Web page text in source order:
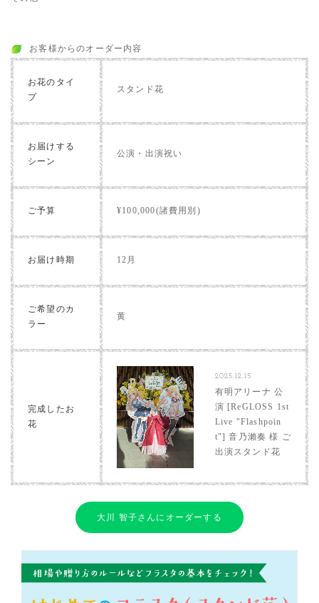
お客様からのオーダー内容
お花のタイ
プ
スタンド花
お届けする
シーン
公演・出演祝い
ご予算 ¥100,000(諸費用別)
お届け時期 12月
ご希望のカ
ラー
黄
完成したお
花
2025.12.15
有明アリーナ 公
演 [ReGLOSS 1st
Live "Flashpoin
t"] 音乃瀨奏 様 ご
出演スタンド花
大川 智子さんにオーダーする